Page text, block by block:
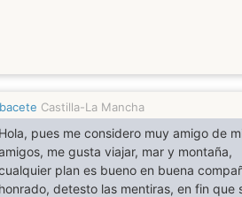
Castilla-La Mancha
Hola, pues me considero muy amigo de
me gusta viajar, mar y montaña,
plan es bueno en buena
honrado, detesto las mentiras, en fin que